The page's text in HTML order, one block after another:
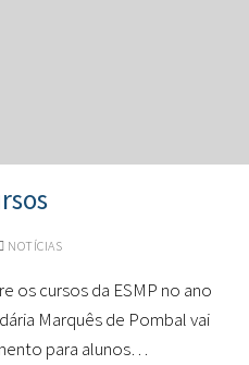
NOTÍCIAS
os cursos da ESMP no ano
Marquês de Pombal vai
para alunos…